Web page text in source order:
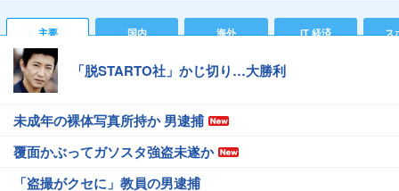
主要 国内 海外 IT 経済 ス
「脱STARTO社」かじ切り…大勝利
未成年の裸体写真所持か 男逮捕
覆面かぶってガソスタ強盗未遂か
「盗撮がクセに」教員の男逮捕